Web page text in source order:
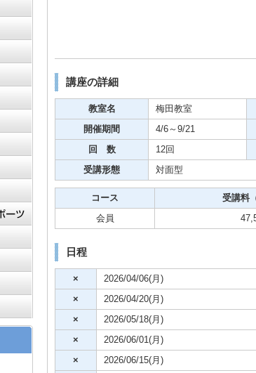
講座の詳細
教室名 梅田教室
開催期間 4/6～9/21
回 数 12回
受講形態 対面型
コース 受講料
会員
日程
× 2026/04/06(月)
× 2026/04/20(月)
× 2026/05/18(月)
× 2026/06/01(月)
× 2026/06/15(月)
和楽器・古典芸能
伝統文化
書道・カリグラフィー
カメラ・ビデオ
健康・エクササイズ・スポーツ
ダンス・舞踊
こども
食とグルメ